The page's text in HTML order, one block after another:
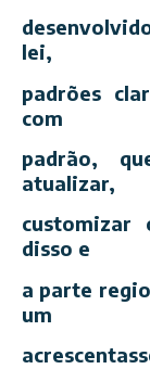
lei,
padrões
com
padrão,
atualizar,
customizar
disso e
a parte
um